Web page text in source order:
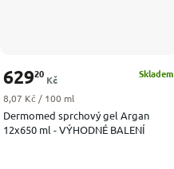
Dermomed sprchový gel Argan
12x650 ml - VÝHODNÉ BALENÍ
Skladem
62920
Kč
Měrná cena:
8,07 Kč / 100 ml